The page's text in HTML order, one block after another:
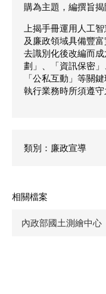
購為主題，編撰旨揭
上揭手冊運用人工
及廉政領域具備豐
去識別化後改編而
劃」、「資訊保密
「公私互動」等關
執行業務時所須遵守
類別：廉政宣導
相關檔案
內政部國土測繪中心